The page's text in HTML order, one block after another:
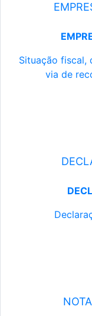
Situação fiscal,
via de